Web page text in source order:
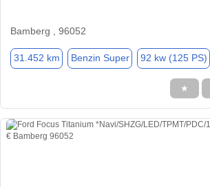
Bamberg , 96052
31.452 km Benzin Super 92 kw (125 PS)
★